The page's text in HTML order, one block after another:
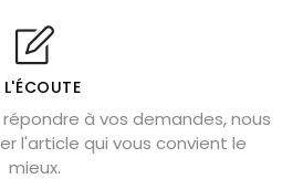
protection
925
et précautions
à vos demandes, nous
l'article qui vous convient le
mieux.